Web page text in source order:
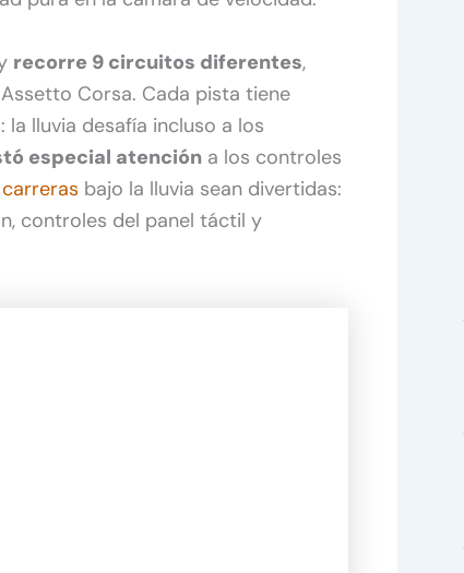
recorre 9 circuitos diferentes,
Corsa. Cada pista tiene
lluvia desafía incluso a los
especial atención a los controles
bajo la lluvia sean divertidas:
controles del panel táctil y